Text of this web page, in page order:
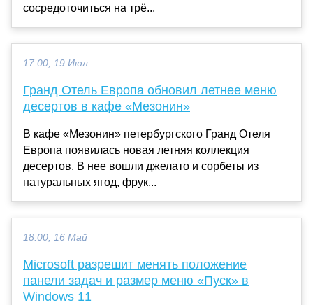
сосредоточиться на трё...
17:00, 19 Июл
Гранд Отель Европа обновил летнее меню
десертов в кафе «Мезонин»
В кафе «Мезонин» петербургского Гранд Отеля
Европа появилась новая летняя коллекция
десертов. В нее вошли джелато и сорбеты из
натуральных ягод, фрук...
18:00, 16 Май
Microsoft разрешит менять положение
панели задач и размер меню «Пуск» в
Windows 11